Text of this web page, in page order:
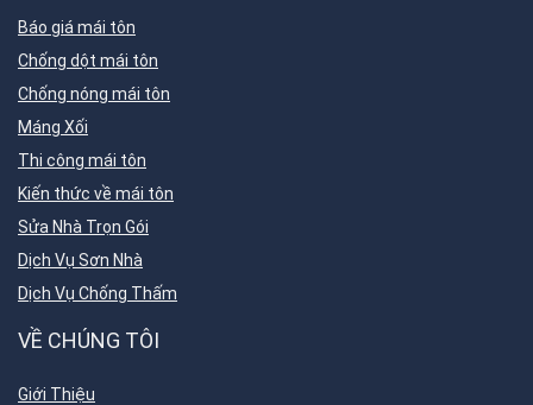
Báo giá mái tôn
Chống dột mái tôn
Chống nóng mái tôn
Máng Xối
Thi công mái tôn
Kiến thức về mái tôn
Sửa Nhà Trọn Gói
Dịch Vụ Sơn Nhà
Dịch Vụ Chống Thấm
VỀ CHÚNG TÔI
Giới Thiệu